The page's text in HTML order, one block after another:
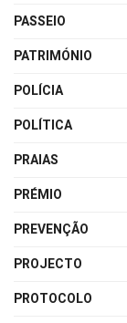
PASSEIO
PATRIMÓNIO
POLÍCIA
POLÍTICA
PRAIAS
PRÉMIO
PREVENÇÃO
PROJECTO
PROTOCOLO